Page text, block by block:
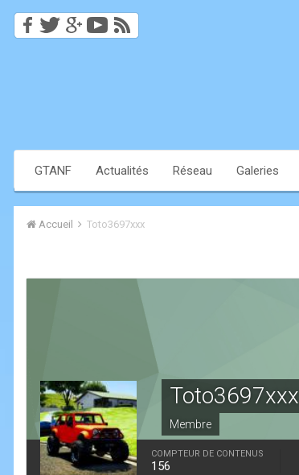
GTANF Actualités Réseau Galeries
Accueil Toto3697xxx
Toto3697xxx
Membre
COMPTEUR DE CONTENUS
156